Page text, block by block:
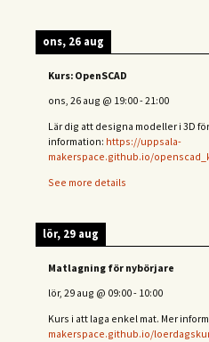
ons, 26 aug
Kurs: OpenSCAD
ons, 26 aug @ 19:00-21:00
Lär dig att designa modeller i 3D
information: https://uppsala-
makerspace.github.io/
See more details
lör, 29 aug
Matlagning för nybörjare
lör, 29 aug @ 09:00- 10:00
Kurs i att laga enkel mat. Mer
makerspace.github.io/